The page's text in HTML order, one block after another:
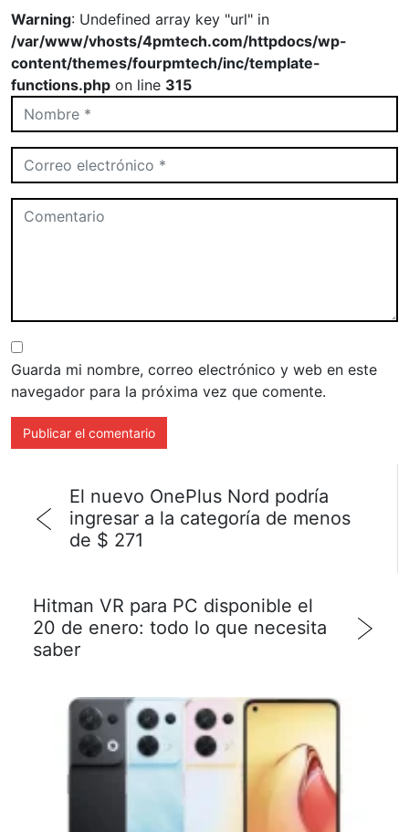
Warning: Undefined array key "url" in
/var/www/vhosts/4pmtech.com/httpdocs/wp-
content/themes/fourpmtech/inc/template-
functions.php on line 315
Guarda mi nombre, correo electrónico y web en este
navegador para la próxima vez que comente.
El nuevo OnePlus Nord podría
ingresar a la categoría de menos
de $ 271
Hitman VR para PC disponible el
20 de enero: todo lo que necesita
saber